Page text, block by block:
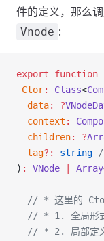
件的定义，那么调
Vnode :
export function
Ctor: Class<
  data
: ?
  context
:
  children
: ?
  tag
?: string
) : VNode Array
// * 这里的
// * 1. 全局形
// * 2. 局部定